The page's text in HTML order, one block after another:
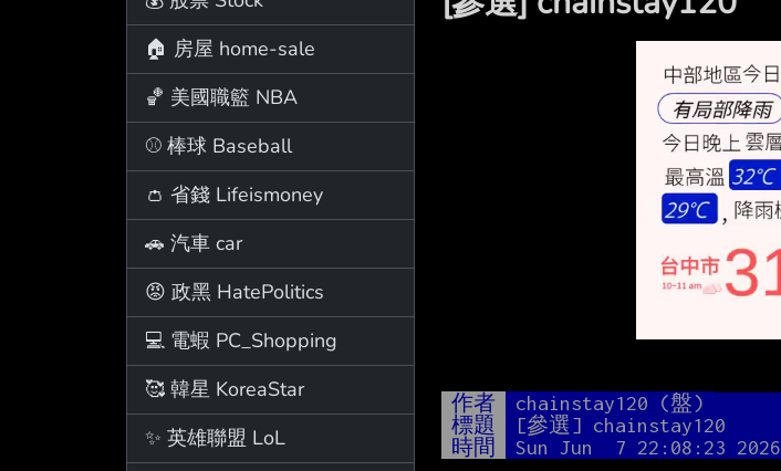
🏠 房屋 home-sale
🏀 美國職籃 NBA
⚾ 棒球 Baseball
👛 省錢 Lifeismoney
🚗 汽車 car
😡 政黑 HatePolitics
💻 電蝦 PC_Shopping
🥰 韓星 KoreaStar
✨ 英雄聯盟 LoL
作者 chainstay120 (盤)
標題
[參選] chainstay120
時間
Sun Jun  7 22:08:23 2026